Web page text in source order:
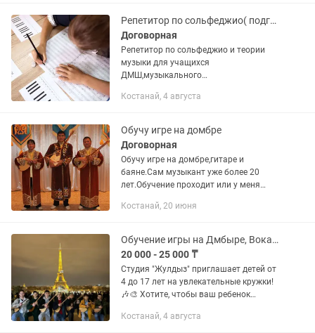
ен срочный вариант. Пишите или...
Репетитор по сольфеджио( подготовка в муз колледж)
Договорная
Репетитор по сольфеджио и теории
музыки для учащихся
ДМШ,музыкального
в музыкальную школу, колледж.
и навыках.Возможно оформить...
Костанай, 4 августа
Обучу игре на домбре
Договорная
Обучу игре на домбре,гитаре и
баяне.Сам музыкант уже более 20
лет.Обучение проходит или у меня
количество уроков по телефону.Жауке:
Костанай, 20 июня
Обучение игры на Дмбыре, Вокал, Хореография, Живопись.
20 000 - 25 000 ₸
Студия "Жулдыз" приглашает детей от
4 до 17 лет на увлекательные кружки!
🎶🎨 Хотите, чтобы ваш ребенок
творчеством? Студия "Жулдыз"
Костанай, 4 августа